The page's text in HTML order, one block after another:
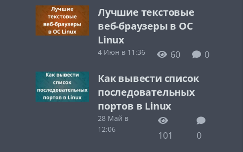
Лучшие текстовые
веб-браузеры в ОС
Linux
4 Июн в 11:36 60 0
Как вывести список
последовательных
портов в Linux
28 Май в
12:06
101 0